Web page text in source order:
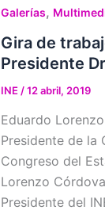
Galerías,
Gira de
Presidente
INE /12 abril, 2019
Eduardo
Presidente de la
Congreso del
Lorenzo
Presidente del